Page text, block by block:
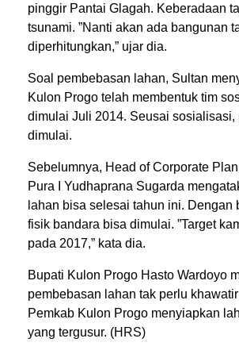
pinggir Pantai Glagah. Keberadaan
tsunami. ”Nanti akan ada bangunan
diperhitungkan,” ujar dia.
Soal pembebasan lahan, Sultan
Kulon Progo telah membentuk tim
dimulai Juli 2014. Seusai
dimulai.
Sebelumnya, Head of Corporate
Pura I Yudhaprana Sugarda
lahan bisa selesai tahun ini.
fisik bandara bisa dimulai. ”Target
pada 2017,” kata dia.
Bupati Kulon Progo Hasto Wardoyo
pembebasan lahan tak perlu
Pemkab Kulon Progo menyiapkan
yang tergusur. (HRS)